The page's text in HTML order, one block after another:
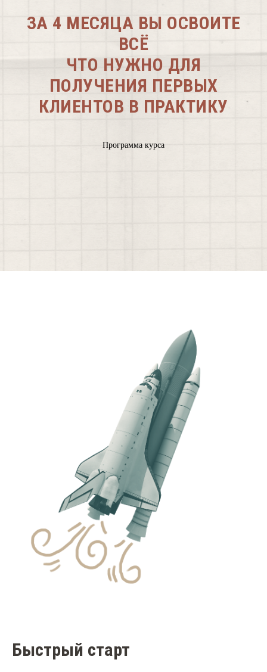
ЗА 4 МЕСЯЦА ВЫ ОСВОИТЕ
ВСЁ
ЧТО НУЖНО ДЛЯ
ПОЛУЧЕНИЯ ПЕРВЫХ
КЛИЕНТОВ В ПРАКТИКУ
Программа курса
Быстрый старт